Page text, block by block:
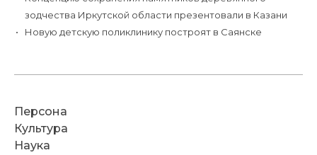
зодчества Иркутской области презентовали в Казани
Новую детскую поликлинику построят в Саянске
Персона
Культура
Наука